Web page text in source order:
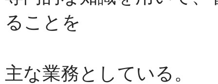
ることを
主な業務としている。